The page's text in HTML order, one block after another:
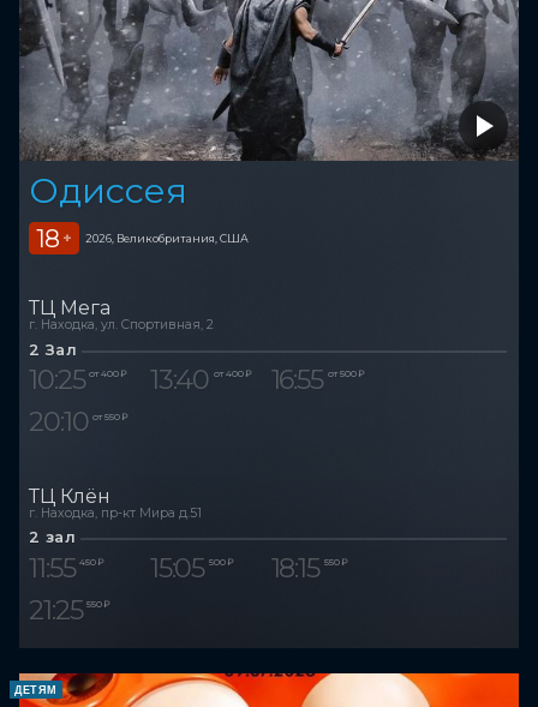
Одиссея
18 + 2026, Великобритания, США
ТЦ Мега
г. Находка, ул. Спортивная, 2
2 Зал
10:25 от 400 ₽ 13:40 от 400 ₽ 16:55 от 500 ₽
20:10 от 550 ₽
ТЦ Клён
г. Находка, пр-кт Мира д.51
2 зал
11:55 450 ₽ 15:05 500 ₽ 18:15 550 ₽
21:25 550 ₽
ДЕТЯМ